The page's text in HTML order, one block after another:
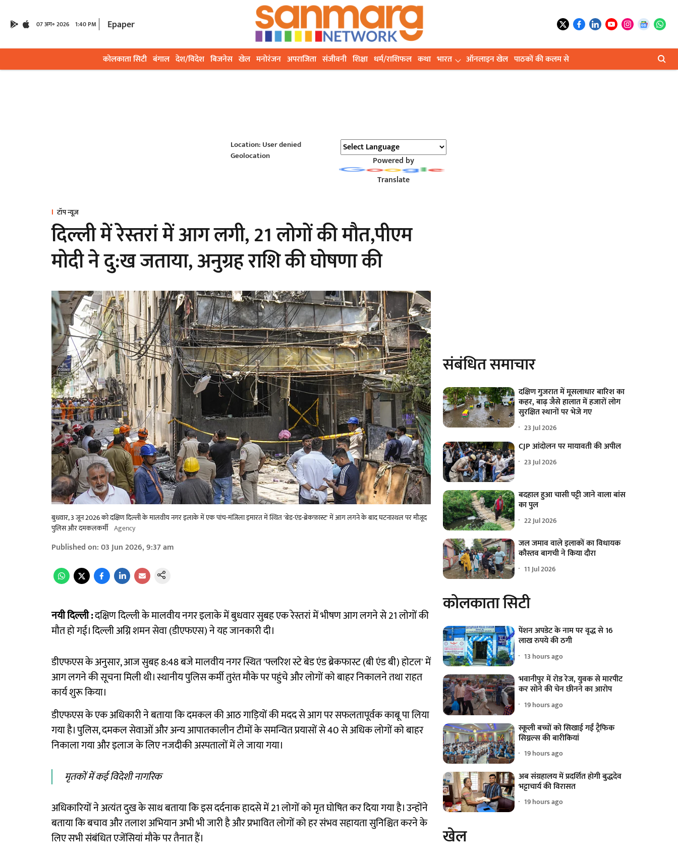
07 अग॰ 2026 1:40 PM Epaper
कोलकाता सिटी बंगाल देश/विदेश बिजनेस खेल मनोरंजन अपराजिता संजीवनी शिक्षा धर्म/राशिफल कथा भारत ऑनलाइन खेल पाठकों की कलम से
Location: User denied
Geolocation
Powered by
Translate
टॉप न्यूज़
दिल्ली में रेस्तरां में आग लगी, 21 लोगों की मौत,पीएम
मोदी ने दु:ख जताया, अनुग्रह राशि की घोषणा की
बुधवार, 3 जून 2026 को दक्षिण दिल्ली के मालवीय नगर इलाके में एक पांच-मंजिला इमारत में स्थित 'बेड-एंड-ब्रेकफ़ास्ट' में आग लगने के बाद घटनास्थल पर मौजूद
पुलिस और दमकलकर्मी Agency
Published on:03 Jun 2026, 9:37 am
नयी दिल्ली :दक्षिण दिल्ली के मालवीय नगर इलाके में बुधवार सुबह एक रेस्तरां में भीषण आग लगने से 21 लोगों की
मौत हो गई। दिल्ली अग्नि शमन सेवा (डीएफएस) ने यह जानकारी दी।
डीएफएस के अनुसार, आज सुबह 8:48 बजे मालवीय नगर स्थित 'फ्लरिश स्टे बेड एंड ब्रेकफास्ट (बी एंड बी) होटल' में
आग लगने की सूचना मिली थी। स्थानीय पुलिस कर्मी तुरंत मौके पर पहुंचे और लोगों को बाहर निकालने तथा राहत
कार्य शुरू किया।
डीएफएस के एक अधिकारी ने बताया कि दमकल की आठ गाड़ियों की मदद से आग पर सफलतापूर्वक काबू पा लिया
गया है। पुलिस, दमकल सेवाओं और अन्य आपातकालीन टीमों के समन्वित प्रयासों से 40 से अधिक लोगों को बाहर
निकाला गया और इलाज के लिए नजदीकी अस्पतालों में ले जाया गया।
मृतकों में कई विदेशी नागरिक
अधिकारियों ने अत्यंत दुख के साथ बताया कि इस दर्दनाक हादसे में 21 लोगों को मृत घोषित कर दिया गया है। उन्होंने
बताया कि बचाव और तलाश अभियान अभी भी जारी है और प्रभावित लोगों को हर संभव सहायता सुनिश्चित करने के
लिए सभी संबंधित एजेंसियां मौके पर तैनात हैं।
संबंधित समाचार
दक्षिण गुजरात में मूसलाधार बारिश का
कहर, बाढ़ जैसे हालात में हजारों लोग
सुरक्षित स्थानों पर भेजे गए
23 Jul 2026
CJP आंदोलन पर मायावती की अपील
23 Jul 2026
बदहाल हुआ चासी पट्टी जाने वाला बांस
का पुल
22 Jul 2026
जल जमाव वाले इलाकों का विधायक
कौस्तव बागची ने किया दौरा
11 Jul 2026
कोलकाता सिटी
पेंशन अपडेट के नाम पर वृद्ध से 16
लाख रुपये की ठगी
13 hours ago
भवानीपुर में रोड रेज, युवक से मारपीट
कर सोने की चेन छीनने का आरोप
19 hours ago
स्कूली बच्चों को सिखाई गईं ट्रैफिक
सिग्नल्स की बारीकियां
19 hours ago
अब संग्रहालय में प्रदर्शित होगी बुद्धदेव
भट्टाचार्य की विरासत
19 hours ago
खेल